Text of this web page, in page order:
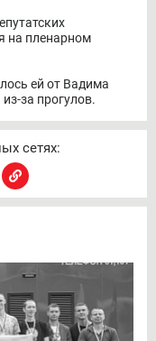
на пленарном
ей от Вадима
за прогулов.
сетях: